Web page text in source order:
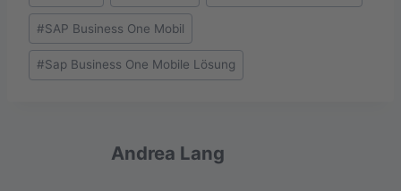
#SAP Business One Mobil
#Sap Business One Mobile Lösung
Andrea Lang